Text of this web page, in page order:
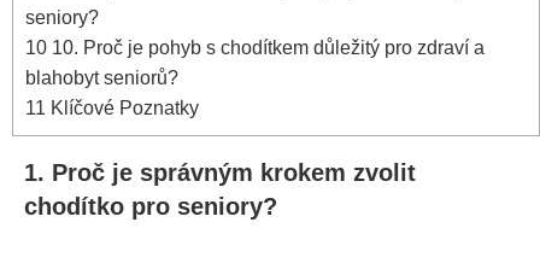
seniory?
10 10. Proč ​je⁢ pohyb ‌s chodítkem důležitý pro zdraví a
blahobyt seniorů?
11 Klíčové Poznatky
1. Proč je správným krokem zvolit
chodítko pro seniory?